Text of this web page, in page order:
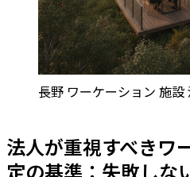
長野 ワーケーション 施設
法人が重視すべきワ
定の基準：失敗しな